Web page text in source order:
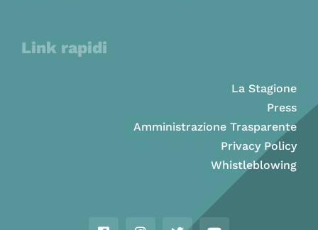
Link rapidi
La Stagione
Press
Amministrazione Trasparente
Privacy Policy
Whistleblowing